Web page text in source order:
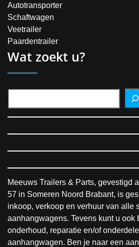
Autotransporter
Schaftwagen
Veetrailer
Paardentrailer
Wat zoekt u?
Meeuws Trailers & Parts, gevestigd
57 in Someren Noord Brabant, is
inkoop, verkoop en verhuur van alle
aanhangwagens. Tevens kunt u ook
onderhoud, reparatie en/of
aanhangwagen. Ben je naar een